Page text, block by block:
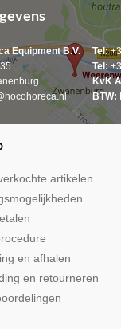
Equipment B.V.
Tel:
Tel:
KvK
BTW:
artikelen
en afhalen
en retourneren